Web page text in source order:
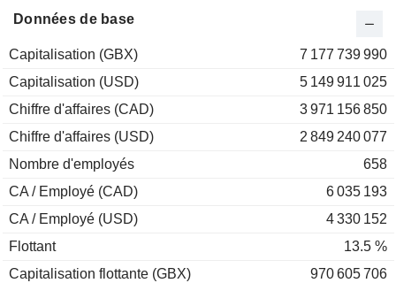
Données de base
Capitalisation (GBX)
7 177 739 990
Capitalisation (USD)
5 149 911 025
Chiffre d'affaires (CAD)
3 971 156 850
Chiffre d'affaires (USD)
2 849 240 077
Nombre d'employés
658
CA / Employé (CAD)
6 035 193
CA / Employé (USD)
4 330 152
Flottant
13.5 %
Capitalisation flottante (GBX)
970 605 706